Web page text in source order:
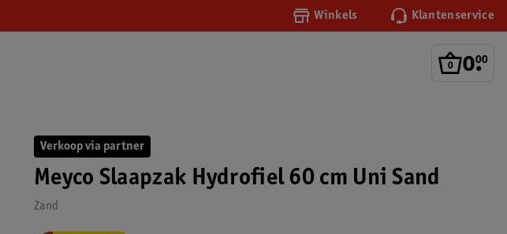
Winkels Klantenservice
0.
00
Verkoop via partner
Meyco Slaapzak Hydrofiel 60 cm Uni Sand
Zand